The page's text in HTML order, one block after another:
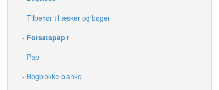
- Tilbehør til æsker og bøger
- Forsatspapir
- Pap
- Bogblokke blanko